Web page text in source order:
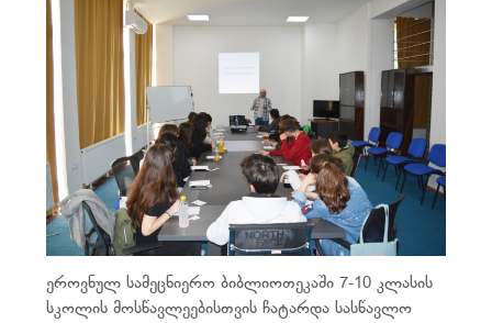
ეროვნულ სამეცნიერო ბიბლიოთეკაში 7-10 კლასის
სკოლის მოსწავლეებისთვის ჩატარდა სასწავლო